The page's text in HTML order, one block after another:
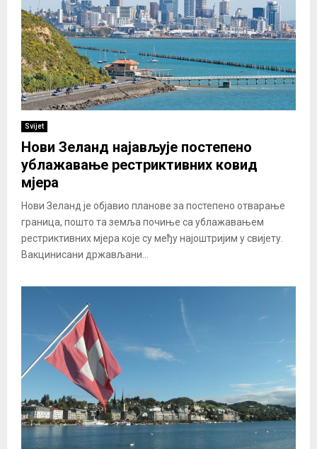
Svijet
Нови Зеланд најављује постепено
ублажавање рестриктивних ковид
мјера
Нови Зеланд је објавио планове за постепено отварање
граница, пошто та земља почиње са ублажавањем
рестриктивних мјера које су међу најоштријим у свијету.
Вакцинисани држављани...